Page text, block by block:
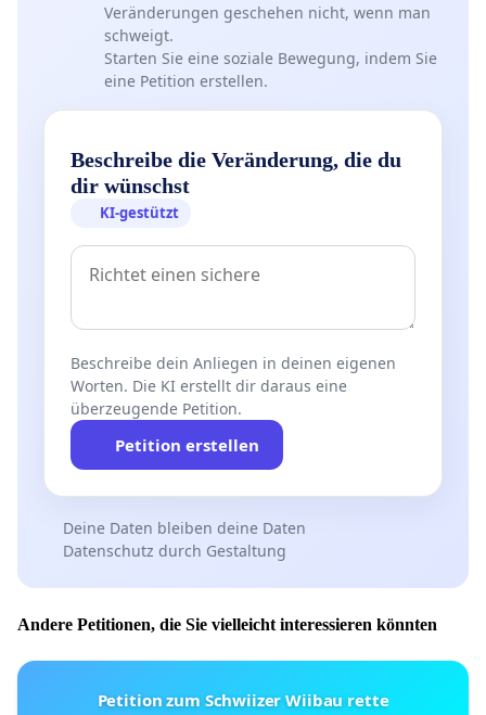
Veränderungen geschehen nicht, wenn man
schweigt.
Starten Sie eine soziale Bewegung, indem Sie
eine Petition erstellen.
Beschreibe die Veränderung, die du
dir wünschst
KI-gestützt
Beschreibe dein Anliegen in deinen eigenen
Worten. Die KI erstellt dir daraus eine
überzeugende Petition.
Petition erstellen
Deine Daten bleiben deine Daten
Datenschutz durch Gestaltung
Andere Petitionen, die Sie vielleicht interessieren könnten
Petition zum Schwiizer Wiibau rette